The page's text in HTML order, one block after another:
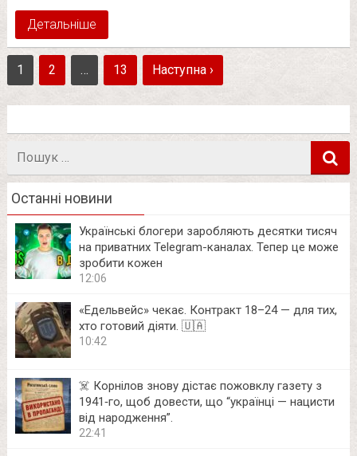
Детальніше
1 2 … 13 Наступна ›
Пошук
Останні новини
Українські блогери заробляють десятки тисяч
на приватних Telegram-каналах. Тепер це може
зробити кожен
12:06
«Едельвейс» чекає. Контракт 18–24 — для тих,
хто готовий діяти. 🇺🇦
10:42
☠️ Корнілов знову дістає пожовклу газету з
1941‑го, щоб довести, що “українці — нацисти
від народження”.
22:41